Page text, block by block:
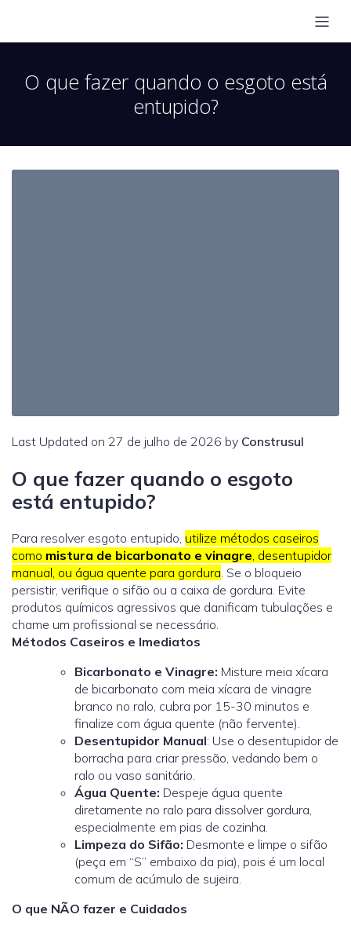
O que fazer quando o esgoto está
entupido?
Last Updated on 27 de julho de 2026 by Construsul
O que fazer quando o esgoto
está entupido?
Para resolver esgoto entupido, utilize métodos caseiros
como mistura de bicarbonato e vinagre , desentupidor
manual, ou água quente para gordura . Se o bloqueio
persistir, verifique o sifão ou a caixa de gordura. Evite
produtos químicos agressivos que danificam tubulações e
chame um profissional se necessário.
Métodos Caseiros e Imediatos
Bicarbonato e Vinagre: Misture meia xícara
de bicarbonato com meia xícara de vinagre
branco no ralo, cubra por 15-30 minutos e
finalize com água quente (não fervente).
Desentupidor Manual: Use o desentupidor de
borracha para criar pressão, vedando bem o
ralo ou vaso sanitário.
Água Quente: Despeje água quente
diretamente no ralo para dissolver gordura,
especialmente em pias de cozinha.
Limpeza do Sifão: Desmonte e limpe o sifão
(peça em “S” embaixo da pia), pois é um local
comum de acúmulo de sujeira.
O que NÃO fazer e Cuidados